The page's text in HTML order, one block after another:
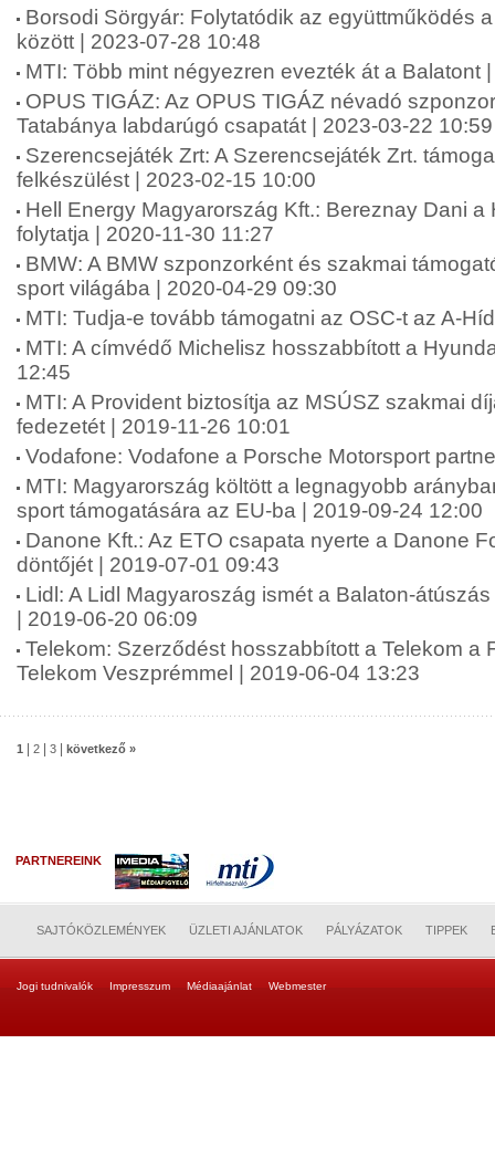
Borsodi Sörgyár: Folytatódik az együttműködés
között | 2023-07-28 10:48
MTI: Több mint négyezren evezték át a Balatont
OPUS TIGÁZ: Az OPUS TIGÁZ névadó
Tatabánya labdarúgó csapatát | 2023-03-22 10:59
Szerencsejáték Zrt: A Szerencsejáték Zrt.
felkészülést | 2023-02-15 10:00
Hell Energy Magyarország Kft.: Bereznay Dani a
folytatja | 2020-11-30 11:27
BMW: A BMW szponzorként és szakmai
sport világába | 2020-04-29 09:30
MTI: Tudja-e tovább támogatni az OSC-t az A-
MTI: A címvédő Michelisz hosszabbított a
12:45
MTI: A Provident biztosítja az MSÚSZ szakmai
fedezetét | 2019-11-26 10:01
Vodafone: Vodafone a Porsche Motorsport
MTI: Magyarország költött a legnagyobb
sport támogatására az EU-ba | 2019-09-24 12:00
Danone Kft.: Az ETO csapata nyerte a Danone
döntőjét | 2019-07-01 09:43
Lidl: A Lidl Magyaroszág ismét a Balaton-
| 2019-06-20 06:09
Telekom: Szerződést hosszabbított a Telekom a
Telekom Veszprémmel | 2019-06-04 13:23
1 2 3 következő »
PARTNEREINK
SAJTÓKÖZLEMÉNYEK ÜZLETI AJÁNLATOK PÁLYÁZATOK TIPPEK
Jogi tudnivalók Impresszum Médiaajánlat Webmester